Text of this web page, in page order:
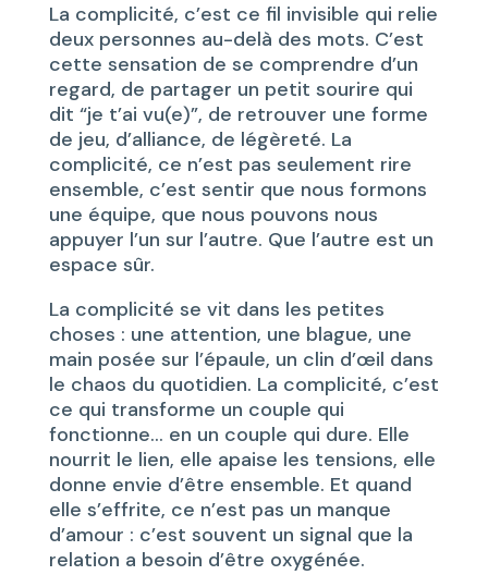
La complicité, c’est ce fil invisible qui relie
deux personnes au-delà des mots. C’est
cette sensation de se comprendre d’un
regard, de partager un petit sourire qui
dit “je t’ai vu(e)”, de retrouver une forme
de jeu, d’alliance, de légèreté. La
complicité, ce n’est pas seulement rire
ensemble, c’est sentir que nous formons
une équipe, que nous pouvons nous
appuyer l’un sur l’autre. Que l’autre est un
espace sûr.
La complicité se vit dans les petites
choses : une attention, une blague, une
main posée sur l’épaule, un clin d’œil dans
le chaos du quotidien. La complicité, c’est
ce qui transforme un couple qui
fonctionne… en un couple qui dure. Elle
nourrit le lien, elle apaise les tensions, elle
donne envie d’être ensemble. Et quand
elle s’effrite, ce n’est pas un manque
d’amour : c’est souvent un signal que la
relation a besoin d’être oxygénée.